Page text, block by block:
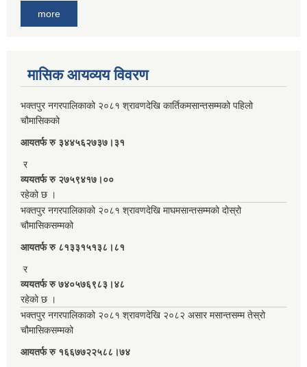
more
मासिक आयव्यय विवरण
भक्तपुर नगरपालिकाको २०८१ श्रावणदेखि कार्तिकमसान्तसम्मको पहिलो
चौमासिकको
आयतर्फ रु‌ ३४४५६२७३७।३१
र
व्ययतर्फ रु २७५९४१७।००
रहेको छ ।
भक्तपुर नगरपालिकाको २०८१ श्रावणदेखि माघमसान्तसम्मको दोस्रो
चौमासिकसम्मको
आयतर्फ रु‌ ८१३३१५१३८।८१
र
व्ययतर्फ रु ७४०५७६९८३।४८
रहेको छ ।
भक्तपुर नगरपालिकाको २०८१ श्रावणदेखि २०८२ असार मसान्तसम्म तेस्रो
चौमासिकसम्मको
आयतर्फ रु‌ १६६७७२२५८८।७४